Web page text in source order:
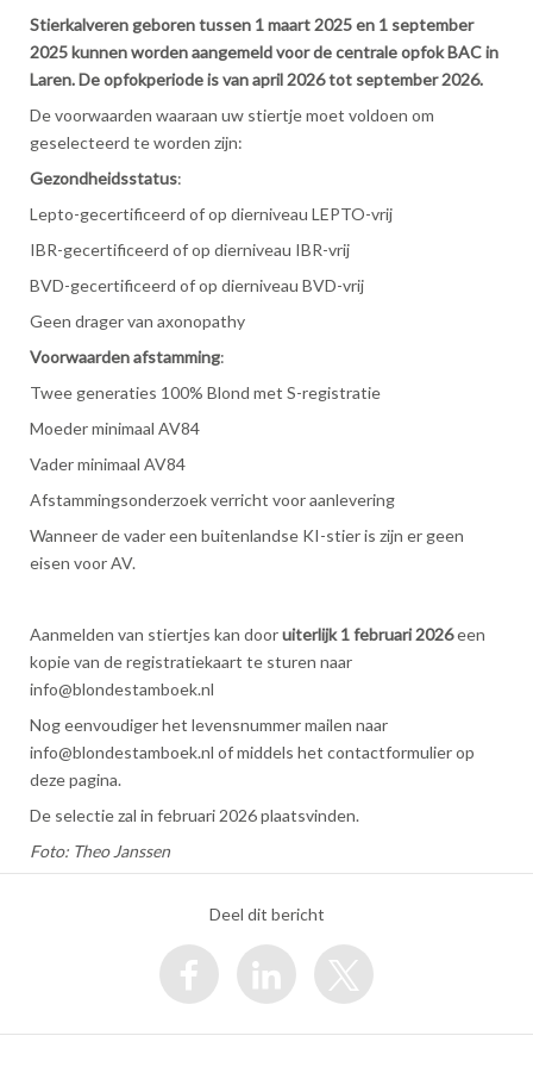
Stierkalveren geboren tussen 1 maart 2025 en 1 september
2025 kunnen worden aangemeld voor de centrale opfok BAC in
Laren. De opfokperiode is van april 2026 tot september 2026.
De voorwaarden waaraan uw stiertje moet voldoen om
geselecteerd te worden zijn:
Gezondheidsstatus:
Lepto-gecertificeerd of op dierniveau LEPTO-vrij
IBR-gecertificeerd of op dierniveau IBR-vrij
BVD-gecertificeerd of op dierniveau BVD-vrij
Geen drager van axonopathy
Voorwaarden afstamming:
Twee generaties 100% Blond met S-registratie
Moeder minimaal AV84
Vader minimaal AV84
Afstammingsonderzoek verricht voor aanlevering
Wanneer de vader een buitenlandse KI-stier is zijn er geen
eisen voor AV.
Aanmelden van stiertjes kan dooruiterlijk 1 februari 2026een
kopie van de registratiekaart te sturen naar
info@blondestamboek.nl
Nog eenvoudiger het levensnummer mailen naar
info@blondestamboek.nl of middels het contactformulier op
deze pagina.
De selectie zal in februari 2026 plaatsvinden.
Foto: Theo Janssen
Deel dit bericht